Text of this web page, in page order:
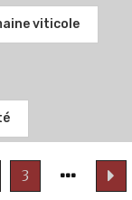
viticole
3
Page